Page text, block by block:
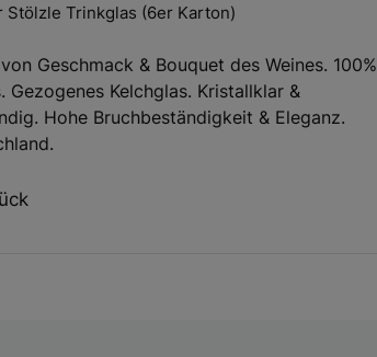
Stölzle Trinkglas (6er Karton)
Geschmack & Bouquet des Weines. 100%
Gezogenes Kelchglas. Kristallklar &
Hohe Bruchbeständigkeit & Eleganz.